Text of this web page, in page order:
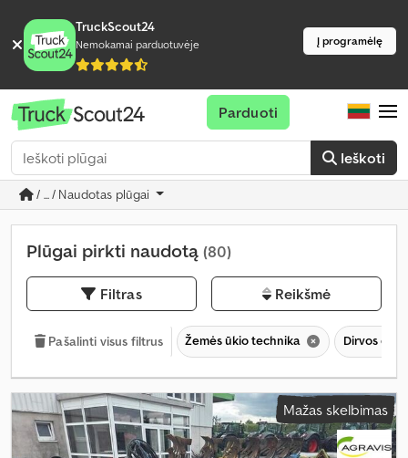
TruckScout24
Nemokamai parduotuvėje Į programėlę
Ieškoti
Parduoti
/ ... / Naudotas plūgai
Plūgai pirkti naudotą (80)
Filtras Reikšmė
Pašalinti visus filtrus Žemės ūkio technika Dirvos
Mažas skelbimas